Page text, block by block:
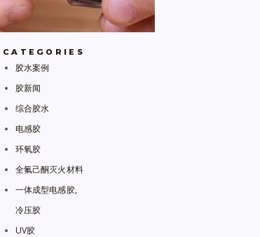
CATEGORIES
胶水案例
胶新闻
综合胶水
电感胶
环氧胶
全氟己酮灭火材料
一体成型电感胶,
冷压胶
UV胶